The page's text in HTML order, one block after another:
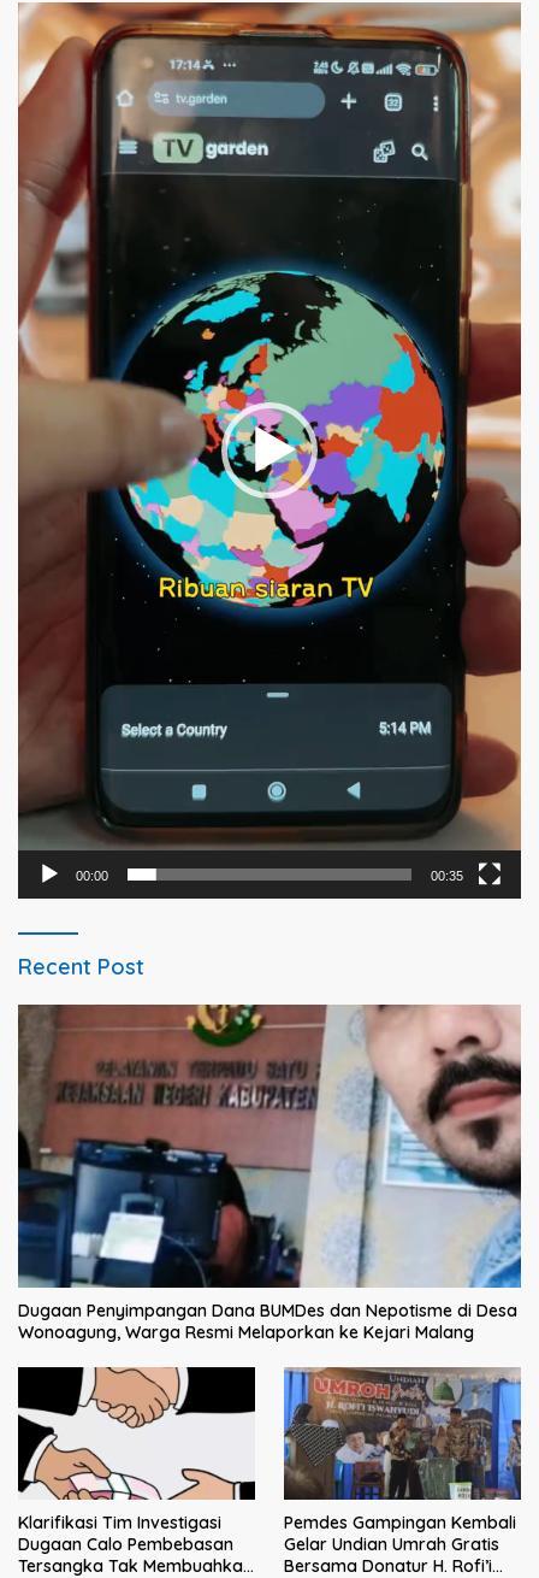
Pemutar
Video
00:00 00:35
Recent Post
Dugaan Penyimpangan Dana BUMDes dan Nepotisme di Desa
Wonoagung, Warga Resmi Melaporkan ke Kejari Malang
Klarifikasi Tim Investigasi
Dugaan Calo Pembebasan
Tersangka Tak Membuahkan
Pemdes Gampingan Kembali
Gelar Undian Umrah Gratis
Bersama Donatur H. Rofi’i